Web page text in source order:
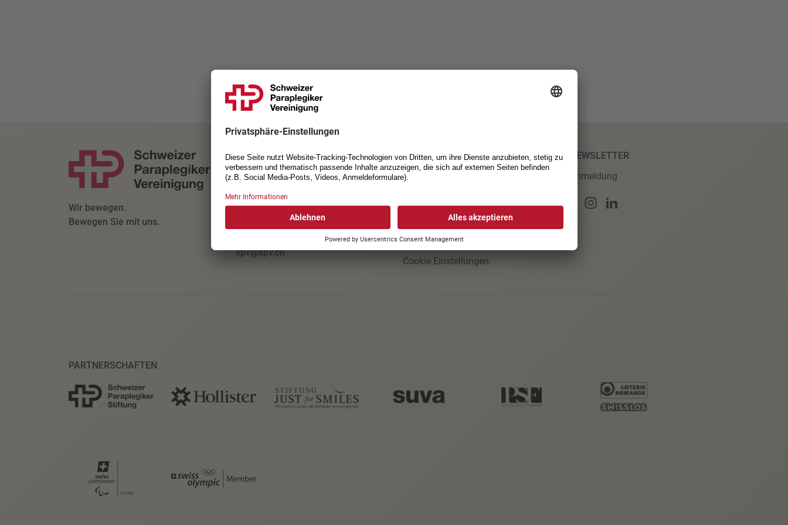
Wir bewegen.
Bewegen Sie mit uns.
KONTAKT
Schweizer
Kantonsstrasse 40
spv@spv.ch
NÜTZLICHE LINKS
Jobs
Allgemeine Geschäftsbedingungen
Einverständniserklärung Foto
Cookie Einstellungen
NEWSLETTER
Anmeldung
PARTNERSCHAFTEN